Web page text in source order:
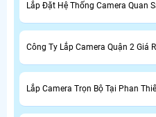
Lắp Đặt Hệ Thống Camera Quan
Công Ty Lắp Camera Quận 2 Giá
Lắp Camera Trọn Bộ Tại Phan